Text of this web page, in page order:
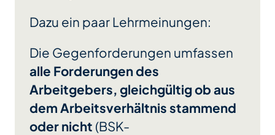
Dazu ein paar Lehrmeinungen:
Die Gegenforderungen umfassen
alle Forderungen des
Arbeitgebers, gleichgültig ob aus
dem Arbeitsverhältnis stammend
oder nicht (BSK-